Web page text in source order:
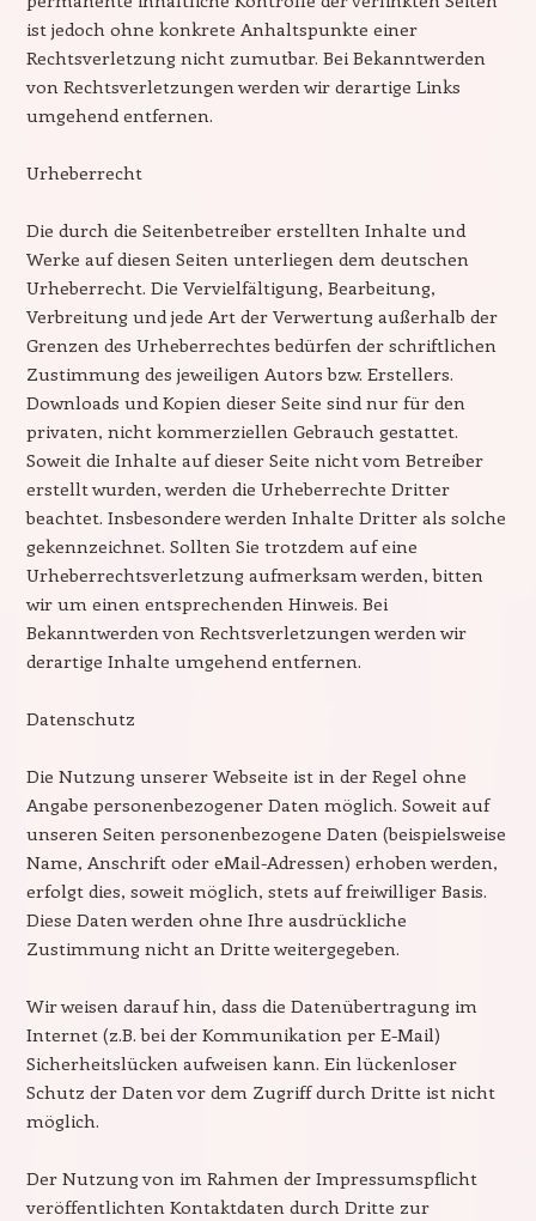
ist jedoch ohne konkrete Anhaltspunkte einer
Rechtsverletzung nicht zumutbar. Bei Bekanntwerden
von Rechtsverletzungen werden wir derartige Links
umgehend entfernen.
Urheberrecht
Die durch die Seitenbetreiber erstellten Inhalte und
Werke auf diesen Seiten unterliegen dem deutschen
Urheberrecht. Die Vervielfältigung, Bearbeitung,
Verbreitung und jede Art der Verwertung außerhalb der
Grenzen des Urheberrechtes bedürfen der schriftlichen
Zustimmung des jeweiligen Autors bzw. Erstellers.
Downloads und Kopien dieser Seite sind nur für den
privaten, nicht kommerziellen Gebrauch gestattet.
Soweit die Inhalte auf dieser Seite nicht vom Betreiber
erstellt wurden, werden die Urheberrechte Dritter
beachtet. Insbesondere werden Inhalte Dritter als solche
gekennzeichnet. Sollten Sie trotzdem auf eine
Urheberrechtsverletzung aufmerksam werden, bitten
wir um einen entsprechenden Hinweis. Bei
Bekanntwerden von Rechtsverletzungen werden wir
derartige Inhalte umgehend entfernen.
Datenschutz
Die Nutzung unserer Webseite ist in der Regel ohne
Angabe personenbezogener Daten möglich. Soweit auf
unseren Seiten personenbezogene Daten (beispielsweise
Name, Anschrift oder eMail-Adressen) erhoben werden,
erfolgt dies, soweit möglich, stets auf freiwilliger Basis.
Diese Daten werden ohne Ihre ausdrückliche
Zustimmung nicht an Dritte weitergegeben.
Wir weisen darauf hin, dass die Datenübertragung im
Internet (z.B. bei der Kommunikation per E-Mail)
Sicherheitslücken aufweisen kann. Ein lückenloser
Schutz der Daten vor dem Zugriff durch Dritte ist nicht
möglich.
Der Nutzung von im Rahmen der Impressumspflicht
veröffentlichten Kontaktdaten durch Dritte zur